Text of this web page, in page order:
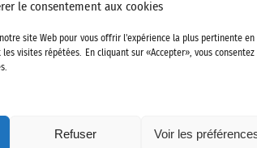
le consentement aux cookies
site Web pour vous offrir l'expérience la plus pertinente en
visites répétées. En cliquant sur «Accepter», vous consentez
Refuser Voir les
Mentions légales Politique de